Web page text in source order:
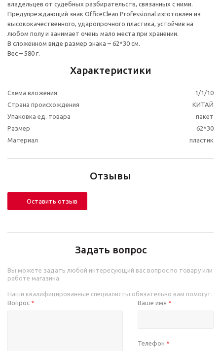
владельцев от судебных разбирательств, связанных с ними.
Предупреждающий знак OfficeClean Professional изготовлен из
высококачественного, ударопрочного пластика, устойчив на
любом полу и занимает очень мало места при хранении.
В сложенном виде размер знака – 62*30 см.
Вес – 580 г.
Характеристики
Схема вложения
1/1/10
Страна происхождения
КИТАЙ
Упаковка ед. товара
пакет
Размер
62*30
Материал
пластик
Отзывы
Оставить отзыв
Задать вопрос
Вы можете задать любой интересующий вас вопрос по товару или
работе магазина.
Наши квалифицированные специалисты обязательно вам помогут.
Вопрос * Ваше имя *
Телефон *